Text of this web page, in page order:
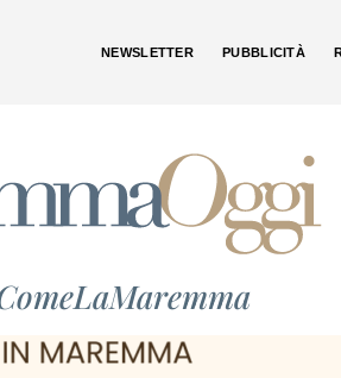
NEWSLETTER PUBBLICITÀ